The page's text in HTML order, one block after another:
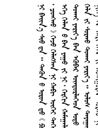
                                    